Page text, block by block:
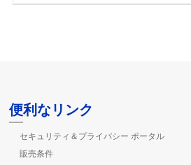
便利なリンク
セキュリティ＆プライバシー ポータル
販売条件